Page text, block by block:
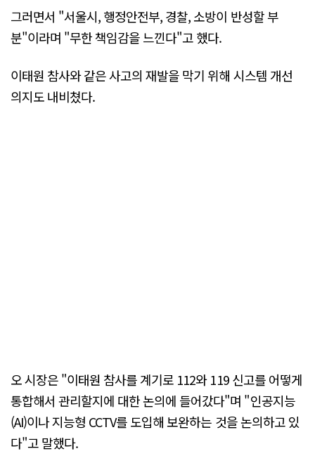
그러면서 "서울시, 행정안전부, 경찰, 소방이 반성할 부
분"이라며 "무한 책임감을 느낀다"고 했다.
이태원 참사와 같은 사고의 재발을 막기 위해 시스템 개선
의지도 내비쳤다.
오 시장은 "이태원 참사를 계기로 112와 119 신고를 어떻게
통합해서 관리할지에 대한 논의에 들어갔다"며 "인공지능
(AI)이나 지능형 CCTV를 도입해 보완하는 것을 논의하고 있
다"고 말했다.